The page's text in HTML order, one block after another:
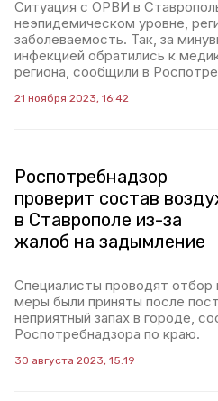
Ситуация с ОРВИ в
неэпидемическом уровне,
заболеваемость. Так, за
инфекцией обратились к
региона, сообщили в
21 ноября 2023, 16:42
Роспотребнадзор
проверит состав
в Ставрополе из-за
жалоб на задымление
Специалисты проводят отбор
меры были приняты после
неприятный запах в городе,
Роспотребнадзора по краю.
30 августа 2023, 15:19